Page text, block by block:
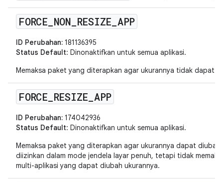
FORCE NON RESIZE APP
ID Perubahan: 181136395
Status Default: Dinonaktifkan untuk semua aplikasi.
Memaksa paket yang diterapkan agar ukurannya tidak dapat
FORCE RESIZE APP
ID Perubahan: 174042936
Status Default: Dinonaktifkan untuk semua aplikasi.
Memaksa paket yang diterapkan agar ukurannya dapat
diizinkan dalam mode jendela layar penuh, tetapi tidak
multi-aplikasi yang dapat diubah ukurannya.